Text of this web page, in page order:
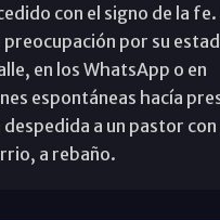
con el signo de la fe.
por su
en los WhatsApp o en
espontáneas hacía
a un pastor con
a rebaño.